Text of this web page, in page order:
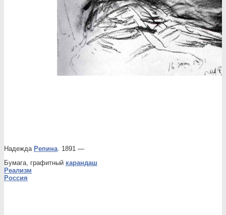
Надежда Репина. 1891 —
Бумага, графитный карандаш
Реализм
Россия